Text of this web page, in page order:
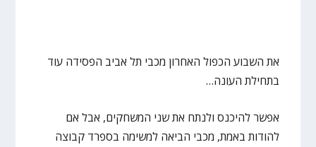
את השבוע הכפול האחרון מכבי תל אביב הפסידה עוד
בתחילת העונה…
אפשר להיכנס ולנתח את שני המשחקים, אבל אם
להודות באמת, מכבי הביאה למשימה בספרד קבוצה